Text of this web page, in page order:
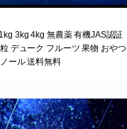
3kg 4kg 無農薬 有機JAS認証
デューク フルーツ 果物 おやつ
ール 送料無料